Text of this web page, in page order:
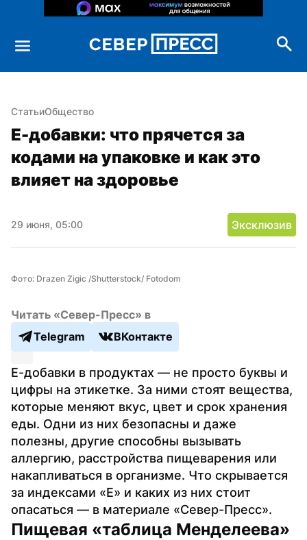
СтатьиОбщество
Е-добавки: что прячется за
кодами на упаковке и как это
влияет на здоровье
29 июня, 05:00 Эксклюзив
Фото: Drazen Zigic /Shutterstock/ Fotodom
Читать «Север-Пресс» в
Telegram
ВКонтакте
Е-добавки в продуктах — не просто буквы и
цифры на этикетке. За ними стоят вещества,
которые меняют вкус, цвет и срок хранения
еды. Одни из них безопасны и даже
полезны, другие способны вызывать
аллергию, расстройства пищеварения или
накапливаться в организме. Что скрывается
за индексами «Е» и каких из них стоит
опасаться — в материале «Север-Пресс».
Пищевая «таблица Менделеева»